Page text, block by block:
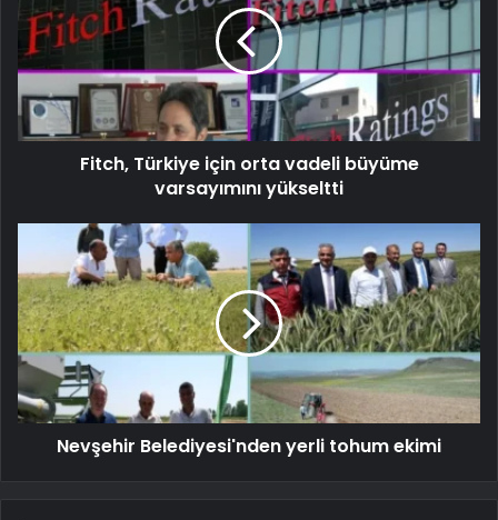
Fitch, Türkiye için orta vadeli büyüme
varsayımını yükseltti
Nevşehir Belediyesi'nden yerli tohum ekimi